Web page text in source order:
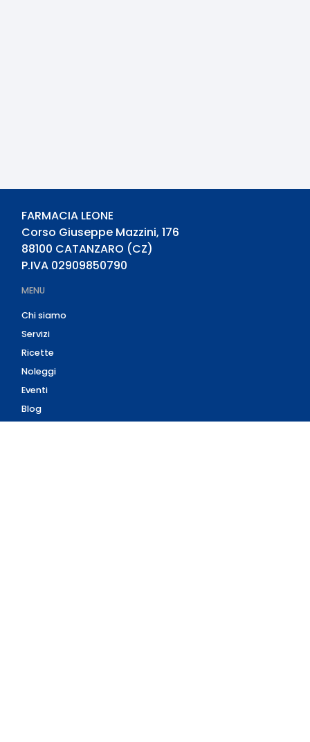
FARMACIA LEONE
Corso Giuseppe Mazzini, 176
88100 CATANZARO (CZ)
P.IVA 02909850790
MENU
Chi siamo
Servizi
Ricette
Noleggi
Eventi
Blog